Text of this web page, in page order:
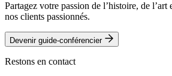
Partagez votre passion de l’histoire, de
nos clients passionnés.
Devenir guide-conférencier
Restons en contact